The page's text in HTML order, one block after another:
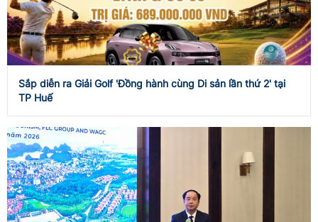
Sắp diễn ra Giải Golf 'Đồng hành cùng Di sản lần thứ 2' tại
TP Huế